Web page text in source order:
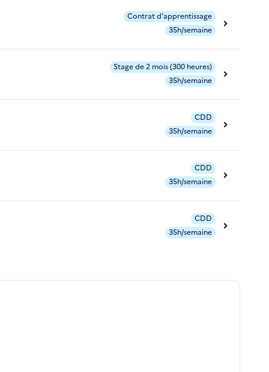
Contrat d'apprentissage
35h/semaine
Stage de 2 mois (300 heures)
35h/semaine
CDD
35h/semaine
CDD
35h/semaine
CDD
35h/semaine